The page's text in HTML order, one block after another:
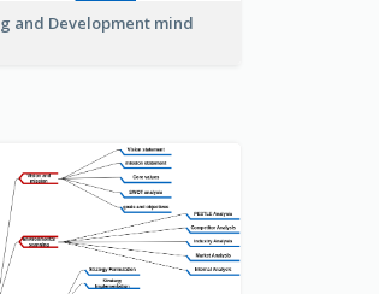
and Development mind